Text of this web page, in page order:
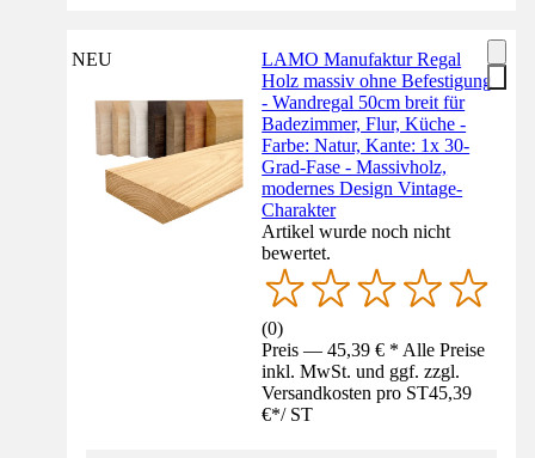
NEU
LAMO Manufaktur Regal
Holz massiv ohne Befestigung
- Wandregal 50cm breit für
Badezimmer, Flur, Küche -
Farbe: Natur, Kante: 1x 30-
Grad-Fase - Massivholz,
modernes Design Vintage-
Charakter
Artikel wurde noch nicht
bewertet.
(0)
Preis — 45,39 € * Alle Preise
inkl. MwSt. und ggf. zzgl.
Versandkosten pro ST45,39
€*/ ST